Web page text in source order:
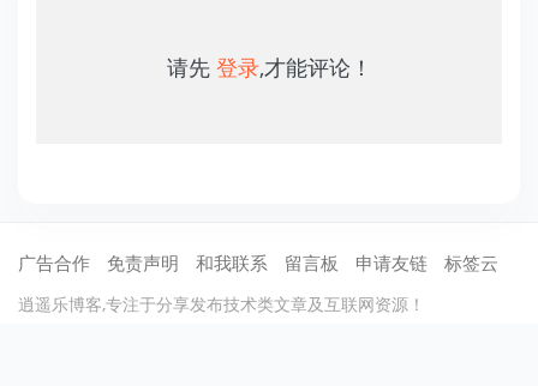
请先 登录,才能评论！
广告合作 免责声明 和我联系 留言板 申请友链 标签云
逍遥乐博客,专注于分享发布技术类文章及互联网资源！